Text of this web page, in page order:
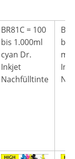
BR81C = 100
bis 1.000ml
cyan Dr.
Inkjet
Nachfülltinte
bis